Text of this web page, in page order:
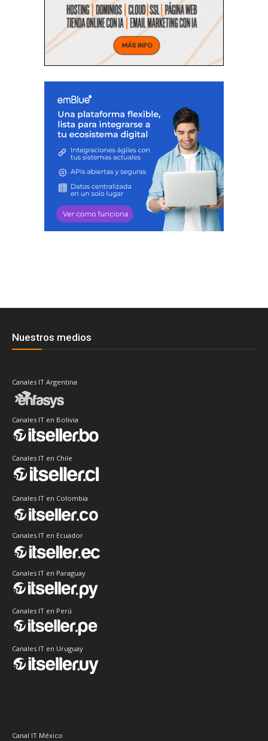
Nuestros medios
Canales IT Argentina
Canales IT en Bolivia
Canales IT en Chile
Canales IT en Colombia
Canales IT en Ecuador
Canales IT en Paraguay
Canales IT en Perú
Canales IT en Uruguay
Canal IT México